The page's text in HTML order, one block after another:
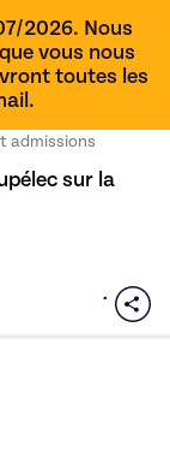
2026. Nous
vous nous
toutes les
admissions
sur la